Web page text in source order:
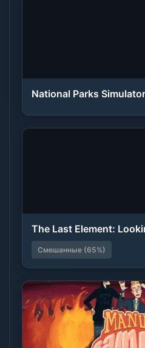
National Parks Simulator
The Last Element:
Смешанные (65%)